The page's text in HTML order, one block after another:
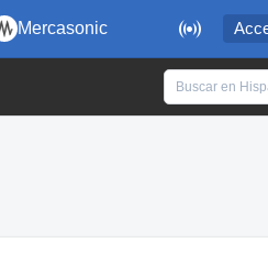

Mercasonic